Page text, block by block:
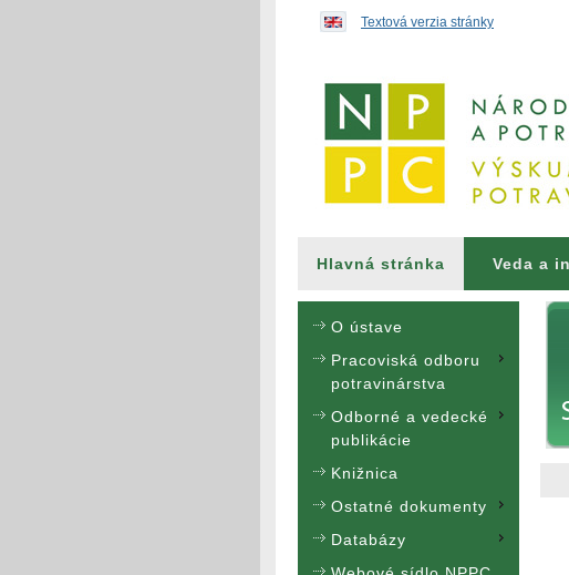
Textová verzia stránky
Hlavná stránka Veda a
O ústave
Pracoviská odboru
potravinárstva
Odborné a vedecké
publikácie
Knižnica
Ostatné dokumenty
Databázy